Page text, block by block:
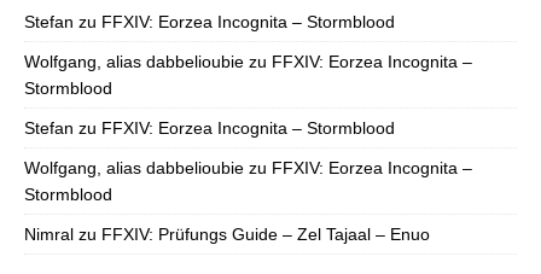
Stefan zu FFXIV: Eorzea Incognita – Stormblood
Wolfgang, alias dabbelioubie zu FFXIV: Eorzea Incognita –
Stormblood
Stefan zu FFXIV: Eorzea Incognita – Stormblood
Wolfgang, alias dabbelioubie zu FFXIV: Eorzea Incognita –
Stormblood
Nimral zu FFXIV: Prüfungs Guide – Zel Tajaal – Enuo